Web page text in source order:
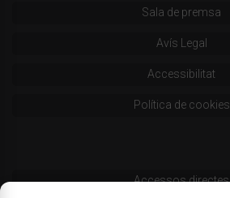
Sala de premsa
Avís Legal
Accessibilitat
Política de cookies
Accessos directes